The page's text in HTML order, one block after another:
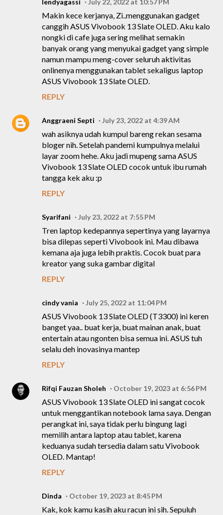
lendyagassi July 22, 2022 at 10:57 PM
Makin kece kerjanya, Zi..menggunakan gadget
canggih ASUS Vivobook 13 Slate OLED. Aku kalo
nongki di cafe juga sering melihat semakin
banyak orang yang menyukai gadget yang simple
namun mampu meng-cover seluruh aktivitas
onlinenya menggunakan tablet sekaligus laptop
ASUS Vivobook 13 Slate OLED.
REPLY
Anggraeni Septi July 23, 2022 at 4:39 AM
wah asiknya udah kumpul bareng rekan sesama
bloger nih. Setelah pandemi kumpulnya melalui
layar zoom hehe. Aku jadi mupeng sama ASUS
Vivobook 13 Slate OLED cocok untuk ibu rumah
tangga kek aku :p
REPLY
Syarifani July 23, 2022 at 7:55 PM
Tren laptop kedepannya sepertinya yang layarnya
bisa dilepas seperti Vivobook ini. Mau dibawa
kemana aja juga lebih praktis. Cocok buat para
kreator yang suka gambar digital
REPLY
cindy vania July 25, 2022 at 11:04 PM
ASUS Vivobook 13 Slate OLED (T3300) ini keren
banget yaa.. buat kerja, buat mainan anak, buat
entertain atau ngonten bisa semua ini. ASUS tuh
selalu deh inovasinya mantep
REPLY
Rifqi Fauzan Sholeh October 19, 2023 at 6:56 PM
ASUS Vivobook 13 Slate OLED ini sangat cocok
untuk menggantikan notebook lama saya. Dengan
perangkat ini, saya tidak perlu bingung lagi
memilih antara laptop atau tablet, karena
keduanya sudah tersedia dalam satu Vivobook
OLED. Mantap!
REPLY
Dinda October 19, 2023 at 8:45 PM
Kak, kok kamu kasih aku racun ini sih. Sepuluh